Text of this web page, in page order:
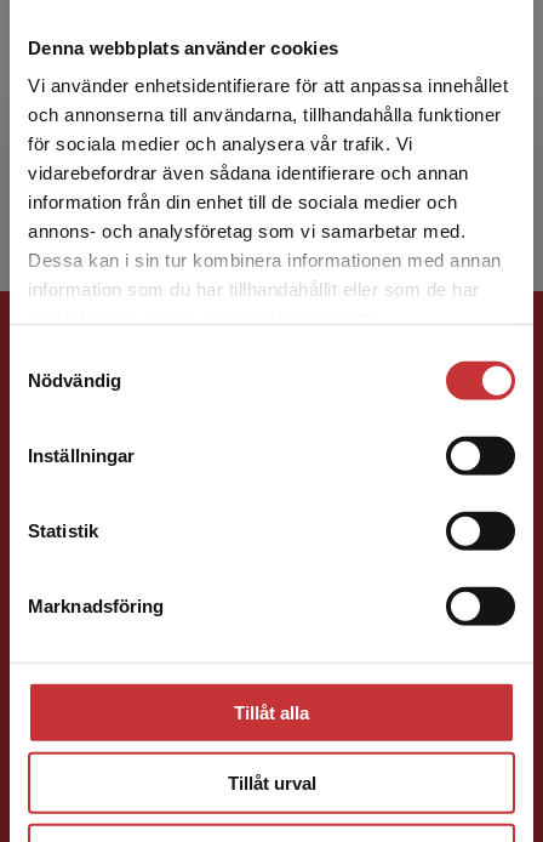
Denna webbplats använder cookies
Vi använder enhetsidentifierare för att anpassa innehållet
och annonserna till användarna, tillhandahålla funktioner
för sociala medier och analysera vår trafik. Vi
vidarebefordrar även sådana identifierare och annan
information från din enhet till de sociala medier och
annons- och analysföretag som vi samarbetar med.
Dessa kan i sin tur kombinera informationen med annan
information som du har tillhandahållit eller som de har
Nödvändig
Inställningar
Statistik
Marknadsföring
Tillåt alla
Tillåt urval
Begränsad fraktregion
Det verkar som att du besöker
studentlitteratur.se via en enhet utanför Sverige.
Vi erbjuder inte leveranser utanför Sverige. För
att kunna slutföra ett köp måste
Jan Winroth
Jan Winroth är universitetslektor i
pedagogik/hälsopromotion vid Högskolan Väst.
Han har varit med och startat och utvecklat
Hälsovetarprogramet vi...
Förlagskontakt
Förläggare
Forskningsmetodik